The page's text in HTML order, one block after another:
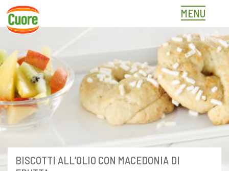
Skip
content
MENU
BISCOTTI ALL’OLIO CON MACEDONIA DI